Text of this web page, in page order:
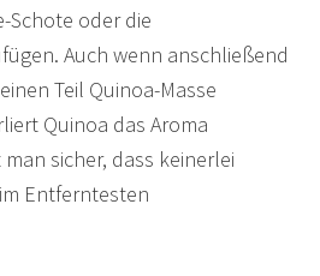
Schote oder die
Auch wenn anschließend
Teil Quinoa-Masse
Quinoa das Aroma
sicher, dass keinerlei
Entferntesten